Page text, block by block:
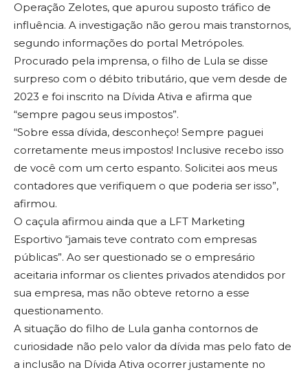
Operação Zelotes, que apurou suposto tráfico de
influência. A investigação não gerou mais transtornos,
segundo informações do portal Metrópoles.
Procurado pela imprensa, o filho de Lula se disse
surpreso com o débito tributário, que vem desde de
2023 e foi inscrito na Dívida Ativa e afirma que
“sempre pagou seus impostos”.
“Sobre essa dívida, desconheço! Sempre paguei
corretamente meus impostos! Inclusive recebo isso
de você com um certo espanto. Solicitei aos meus
contadores que verifiquem o que poderia ser isso”,
afirmou.
O caçula afirmou ainda que a LFT Marketing
Esportivo “jamais teve contrato com empresas
públicas”. Ao ser questionado se o empresário
aceitaria informar os clientes privados atendidos por
sua empresa, mas não obteve retorno a esse
questionamento.
A situação do filho de Lula ganha contornos de
curiosidade não pelo valor da dívida mas pelo fato de
a inclusão na Dívida Ativa ocorrer justamente no